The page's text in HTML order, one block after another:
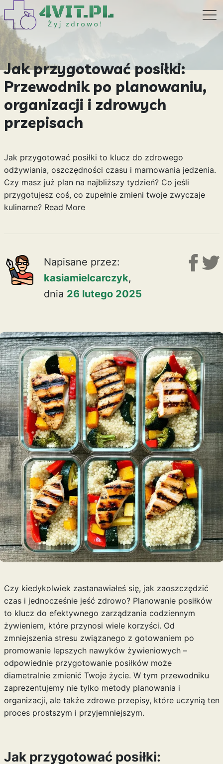
Jak przygotować posiłki:
Przewodnik po planowaniu,
organizacji i zdrowych
przepisach
Jak przygotować posiłki to klucz do zdrowego
odżywiania, oszczędności czasu i marnowania jedzenia.
Czy masz już plan na najbliższy tydzień? Co jeśli
przygotujesz coś, co zupełnie zmieni twoje zwyczaje
kulinarne? Read More
Napisane przez:
kasiamielcarczyk,
dnia 26 lutego 2025
Czy kiedykolwiek zastanawiałeś się, jak zaoszczędzić
czas i jednocześnie jeść zdrowo? Planowanie posiłków
to klucz do efektywnego zarządzania codziennym
żywieniem, które przynosi wiele korzyści. Od
zmniejszenia stresu związanego z gotowaniem po
promowanie lepszych nawyków żywieniowych –
odpowiednie przygotowanie posiłków może
diametralnie zmienić Twoje życie. W tym przewodniku
zaprezentujemy nie tylko metody planowania i
organizacji, ale także zdrowe przepisy, które uczynią ten
proces prostszym i przyjemniejszym.
Jak przygotować posiłki: